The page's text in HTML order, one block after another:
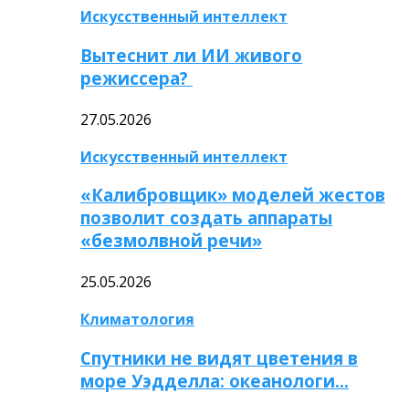
Искусственный интеллект
Вытеснит ли ИИ живого
режиссера?
27.05.2026
Искусственный интеллект
«Калибровщик» моделей жестов
позволит создать аппараты
«безмолвной речи»
25.05.2026
Климатология
Спутники не видят цветения в
море Уэдделла: океанологи…